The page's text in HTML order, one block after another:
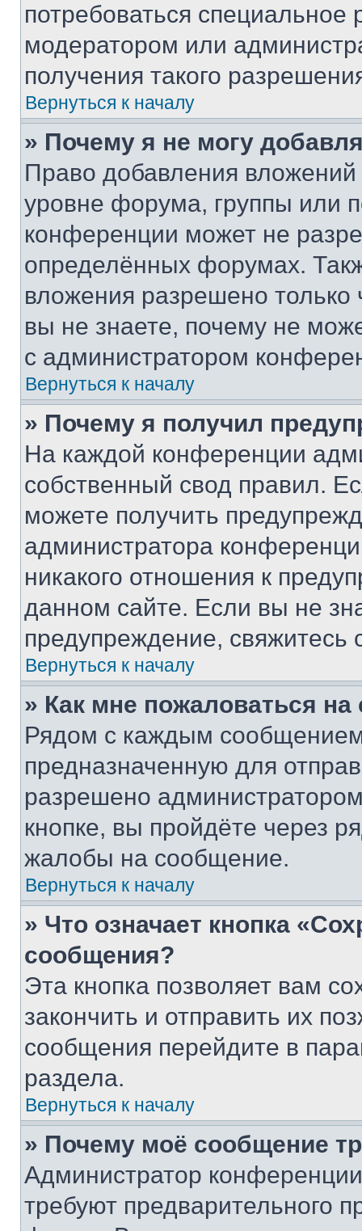
потребоваться
модератором или
получения такого
Вернуться к началу
» Почему я не могу
Право добавления
уровне форума, группы или
конференции может не
определённых форумах.
вложения разрешено
вы не знаете, почему не
с администратором
Вернуться к началу
» Почему я получил
На каждой конференции
собственный свод правил.
можете получить
администратора
никакого отношения к
данном сайте. Если вы не
предупреждение,
Вернуться к началу
» Как мне пожаловаться
Рядом с каждым сообщением
предназначенную для
разрешено
кнопке, вы пройдёте через
жалобы на сообщение.
Вернуться к началу
» Что означает кнопка
сообщения?
Эта кнопка позволяет вам
закончить и отправить их
сообщения перейдите в
раздела.
Вернуться к началу
» Почему моё сообщение
Администратор
требуют предварительного